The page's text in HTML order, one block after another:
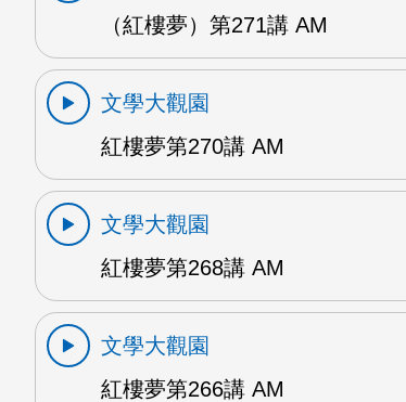
（紅樓夢）第271講 AM
文學大觀園
紅樓夢第270講 AM
文學大觀園
紅樓夢第268講 AM
文學大觀園
紅樓夢第266講 AM